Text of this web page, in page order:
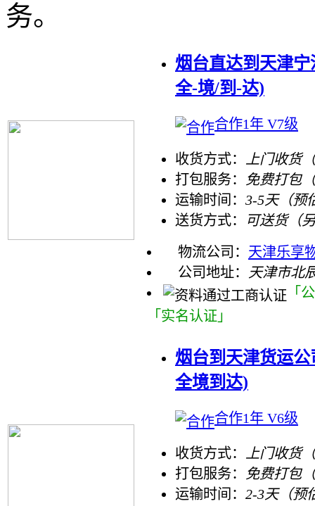
务。
烟台直达到天津
全-境/到-达)
合作1年 V7级
收货方式：
上门收货
打包服务：
免费打包
运输时间： 3-5天（预
送货方式：
可送货（
物流公司： 天津乐享
公司地址：
天津市北
「
「实名认证」
烟台到天津货运
全境到达)
合作1年 V6级
收货方式：
上门收货
打包服务：
免费打包
运输时间： 2-3天（预